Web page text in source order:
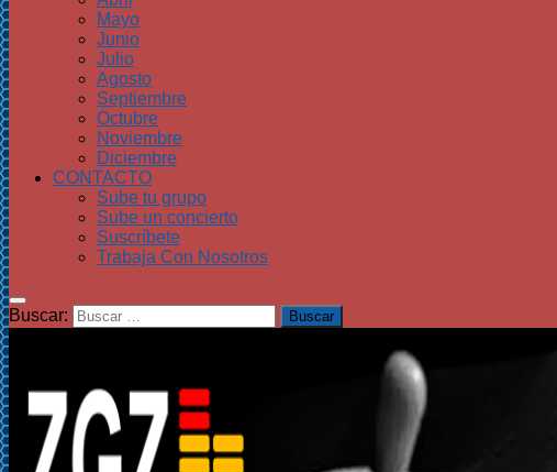
Mayo
Junio
Julio
Agosto
Septiembre
Octubre
Noviembre
Diciembre
CONTACTO
Sube tu grupo
Sube un concierto
Suscríbete
Trabaja Con Nosotros
Buscar: